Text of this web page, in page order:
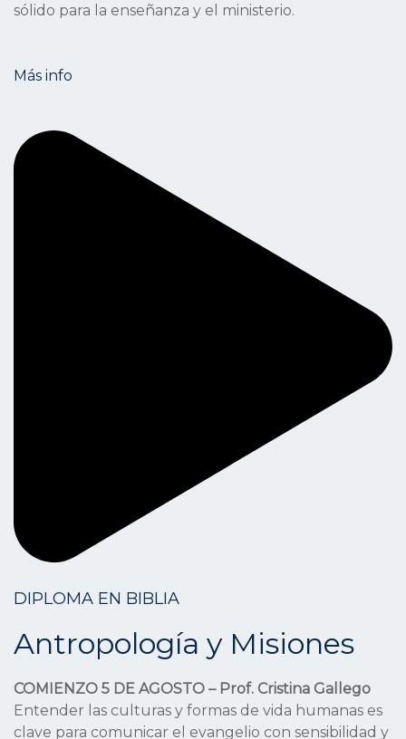
sólido para la enseñanza y el ministerio.
Más info
DIPLOMA EN BIBLIA
Antropología y Misiones
COMIENZO 5 DE AGOSTO – Prof. Cristina Gallego
Entender las culturas y formas de vida humanas es
clave para comunicar el evangelio con sensibilidad y